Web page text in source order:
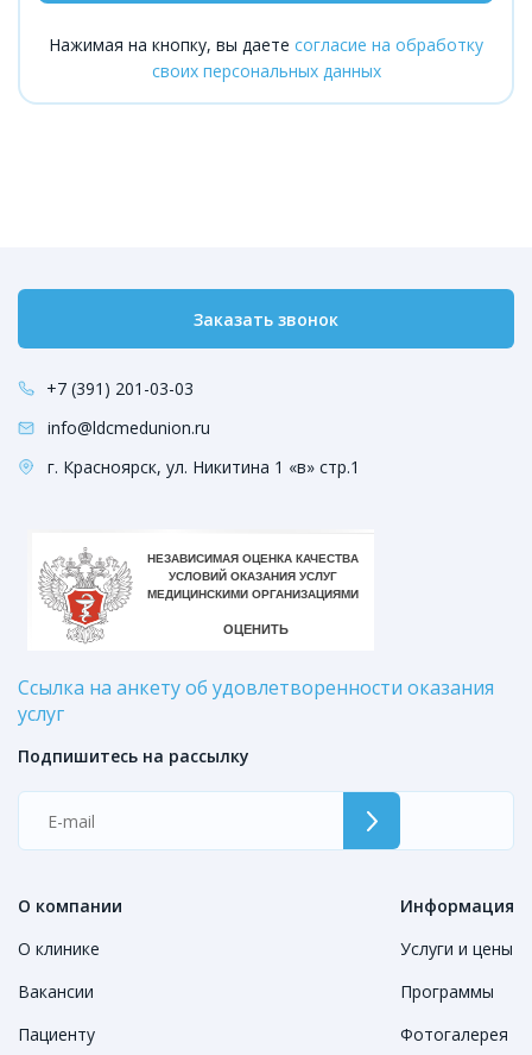
Нажимая на кнопку, вы даете согласие на обработку
своих персональных данных
Заказать звонок
+7 (391) 201-03-03
info@ldcmedunion.ru
г. Красноярск, ул. Никитина 1 «в» стр.1
Ссылка на анкету об удовлетворенности оказания
услуг
О компании
О клинике
Вакансии
Пациенту
Информация
Услуги и цены
Программы
Фотогалерея
Подпишитесь на рассылку